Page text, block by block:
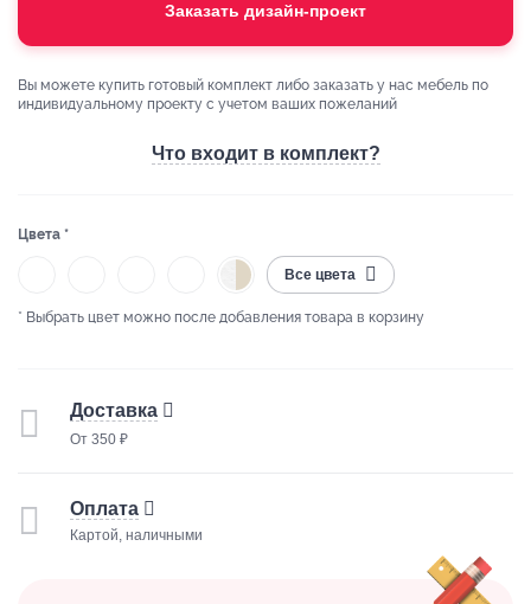
Заказать дизайн-проект
Вы можете купить готовый комплект либо заказать у нас мебель по
индивидуальному проекту с учетом ваших пожеланий
Что входит в комплект?
Цвета *
Все цвета
* Выбрать цвет можно после добавления товара в корзину
Доставка
От 350 ₽
Оплата
Картой, наличными